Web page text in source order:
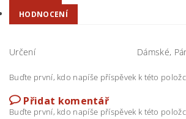
HODNOCENÍ
Určení Dámské,
Buďte první, kdo napíše příspěvek k této
Přidat komentář
Buďte první, kdo napíše příspěvek k této